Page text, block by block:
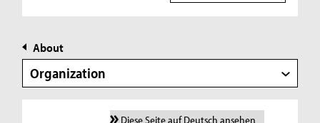
About
Organization
Diese Seite auf Deutsch ansehen